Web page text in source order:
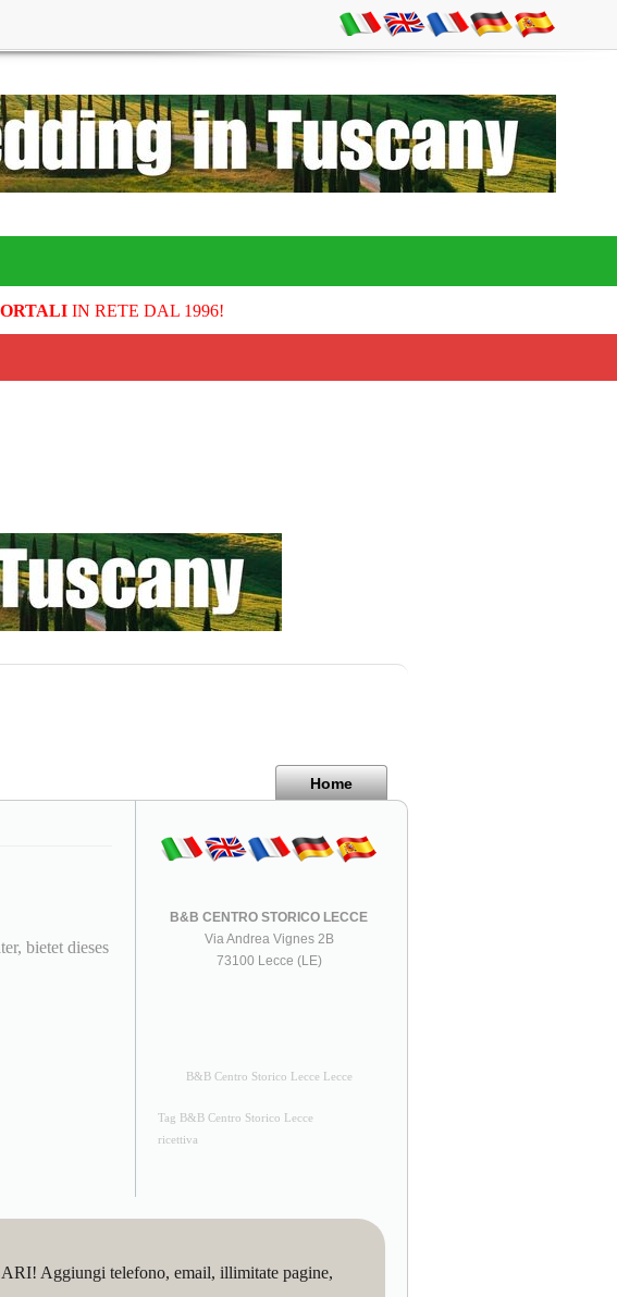
IN RETE DAL 1996!
Home
bietet dieses
B&B CENTRO STORICO LECCE
Via Andrea Vignes 2B
73100 Lecce (LE)
B&B Centro Storico Lecce Lecce
Tag B&B Centro Storico Lecce
ricettiva
Aggiungi telefono, email, illimitate pagine,